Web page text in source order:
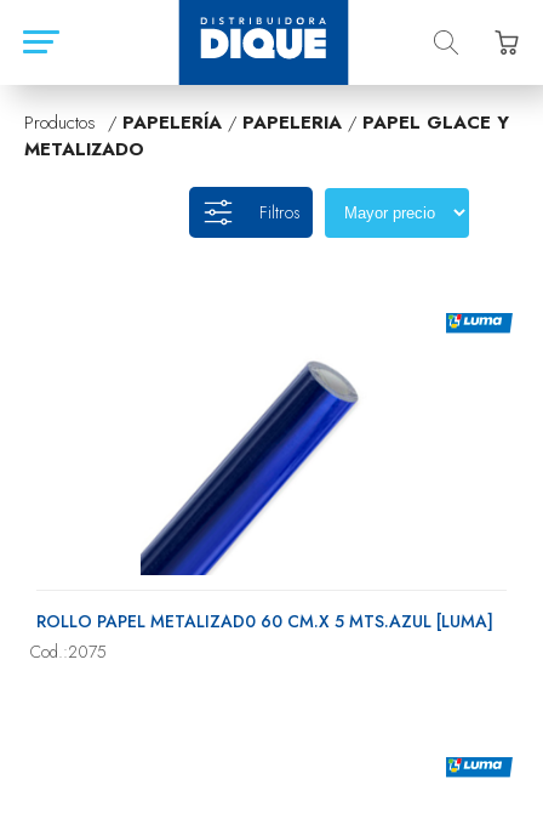
Productos / PAPELERÍA / PAPELERIA / PAPEL GLACE Y
METALIZADO
Filtros
ROLLO PAPEL METALIZAD0 60 CM.X 5 MTS.AZUL [LUMA]
Cod.:2075